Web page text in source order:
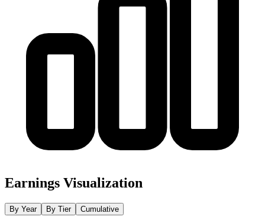
Earnings Visualization
By Year By Tier Cumulative